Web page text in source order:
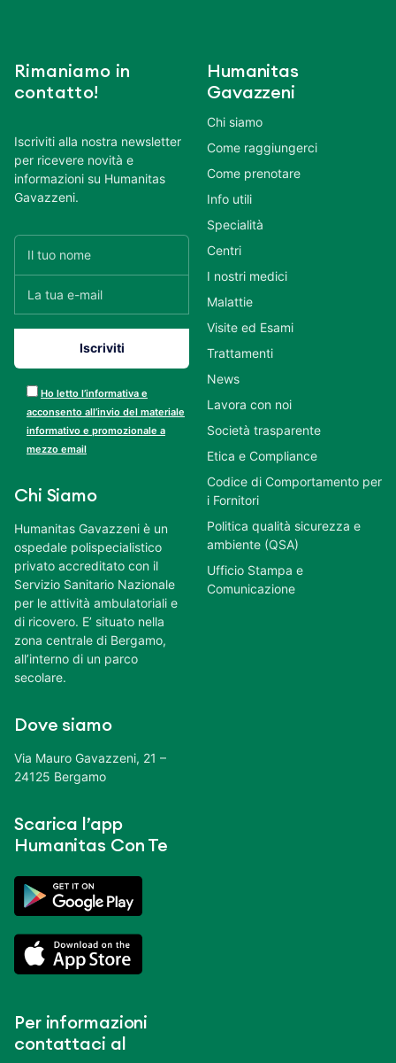
Rimaniamo in
contatto!
Iscriviti alla nostra newsletter
per ricevere novità e
informazioni su Humanitas
Gavazzeni.
Ho letto l’informativa e
acconsento all’invio del materiale
informativo e promozionale a
mezzo email
Chi Siamo
Humanitas Gavazzeni è un
ospedale polispecialistico
privato accreditato con il
Servizio Sanitario Nazionale
per le attività ambulatoriali e
di ricovero. E’ situato nella
zona centrale di Bergamo,
all’interno di un parco
secolare.
Dove siamo
Via Mauro Gavazzeni, 21 –
24125 Bergamo
Scarica l’app
Humanitas Con Te
Per informazioni
contattaci al
Humanitas
Gavazzeni
Chi siamo
Come raggiungerci
Come prenotare
Info utili
Specialità
Centri
I nostri medici
Malattie
Visite ed Esami
Trattamenti
News
Lavora con noi
Società trasparente
Etica e Compliance
Codice di Comportamento per
i Fornitori
Politica qualità sicurezza e
ambiente (QSA)
Ufficio Stampa e
Comunicazione